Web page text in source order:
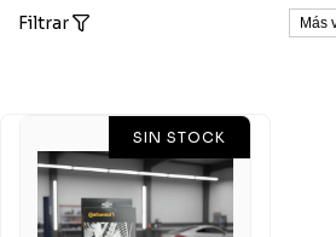
Filtrar
SIN STOCK